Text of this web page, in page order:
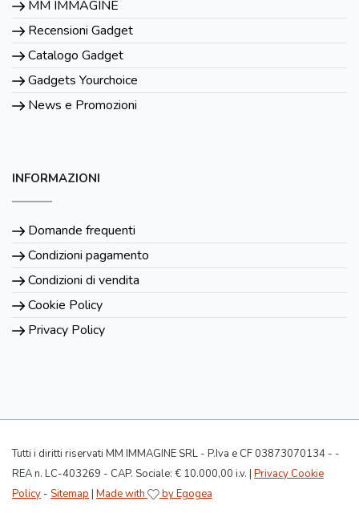
MM IMMAGINE
Recensioni Gadget
Catalogo Gadget
Gadgets Yourchoice
News e Promozioni
INFORMAZIONI
Domande frequenti
Condizioni pagamento
Condizioni di vendita
Cookie Policy
Privacy Policy
Tutti i diritti riservati MM IMMAGINE SRL - P.Iva e CF 03873070134 - -
REA n. LC-403269 - CAP. Sociale: € 10.000,00 i.v. | Privacy Cookie
Policy - Sitemap | Made with by Egogea